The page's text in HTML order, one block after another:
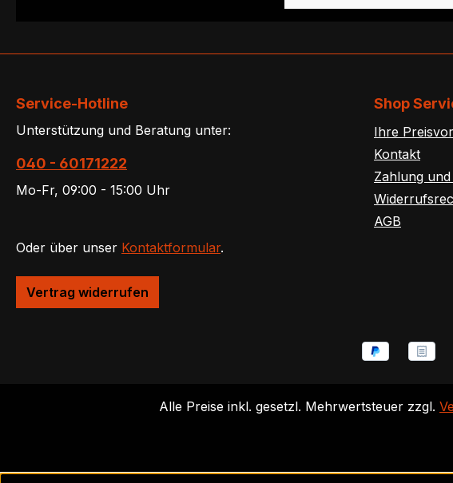
Service-Hotline
Unterstützung und Beratung unter:
040 - 60171222
Mo-Fr, 09:00 - 15:00 Uhr
Oder über unser Kontaktformular.
Vertrag widerrufen
Shop
Ihre
Kontakt
Zahlung
AGB
Alle Preise inkl. gesetzl. Mehrwertsteuer zzgl.